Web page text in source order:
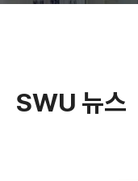
SWU 뉴스